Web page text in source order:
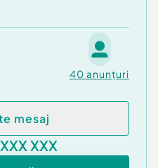
40 anunțuri
mesaj
XXX